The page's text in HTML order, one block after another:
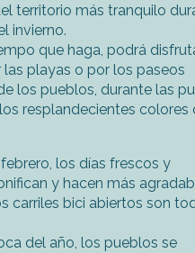
territorio más tranquilo
invierno.
que haga, podrá
playas o por los paseos
los pueblos, durante las
resplandecientes colores
los días frescos y
y hacen más
carriles bici abiertos son
del año, los pueblos se